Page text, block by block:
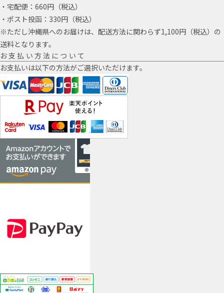
・宅配便：660円（税込）
・ポスト投函：330円（税込）
※ただし沖縄県へのお届けは、配送方法に関わらず1,100円（税込）の
送料となります。
お支払い方法について
お支払いは以下の方法がご選択いただけます。